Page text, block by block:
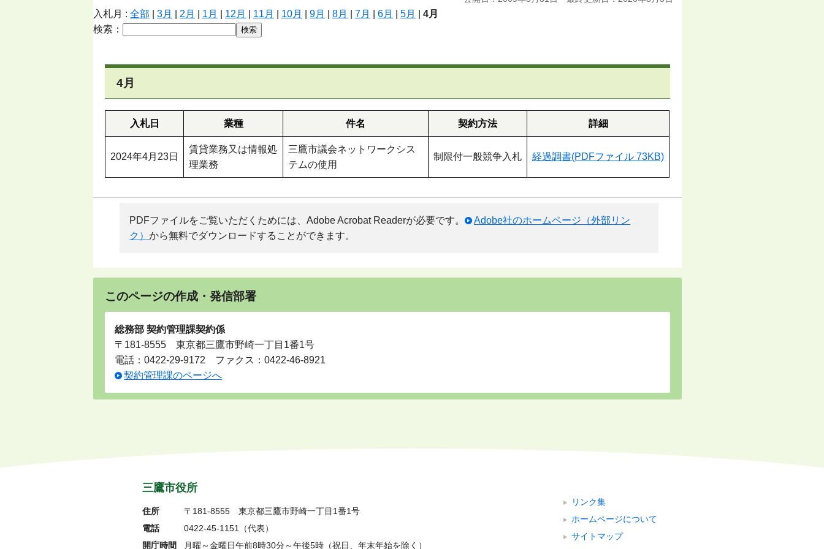
入札月 : 全部 3月 2月 1月 12月 11月 10月 9月 8月 7月 6月 5月
4月
検索：
4月
入札日 業種 件名 契約方法 詳細
2024年4月23日
賃貸業務又は情報処
理業務
三鷹市議会ネットワークシス
テムの使用
制限付一般競争入札 経過調書(PDFファイル 73KB)
PDFファイルをご覧いただくためには、Adobe Acrobat Readerが必要です。
Adobe社のホームページ（外部リン
ク）から無料でダウンロードすることができます。
このページの作成・発信部署
総務部 契約管理課契約係
〒181-8555 東京都三鷹市野崎一丁目1番1号
電話：0422-29-9172 ファクス：0422-46-8921
契約管理課のページへ
リンク集
ホームページについて
サイトマップ
三鷹市役所
住所 〒181-8555 東京都三鷹市野崎一丁目1番1号
電話
0422-45-1151 （代表）
開庁時間
月曜～金曜日午前8時30分～午後5時（祝日、年末年始を除く）